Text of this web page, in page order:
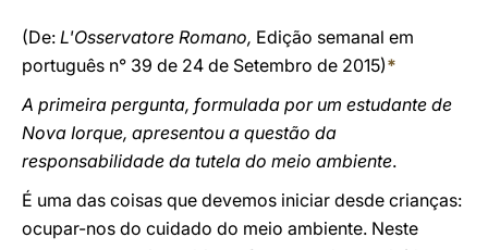
(De: L'Osservatore Romano, Edição semanal em
português n° 39 de 24 de Setembro de 2015)*
A primeira pergunta, formulada por um estudante de
Nova Iorque, apresentou a questão da
responsabilidade da tutela do meio ambiente.
É uma das coisas que devemos iniciar desde crianças:
ocupar-nos do cuidado do meio ambiente. Neste